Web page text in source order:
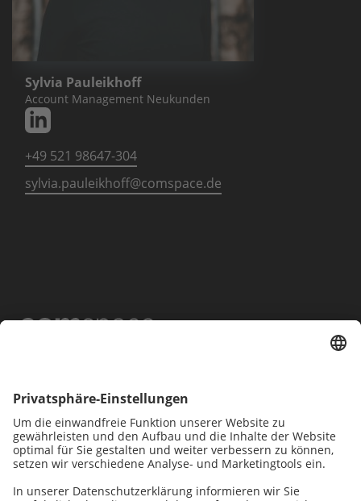
Sylvia Pauleikhoff
Account Management Neukunden
+49 521 98647-304
sylvia.pauleikhoff@comspace.de
starke digitale Lösungen.
Wir entwickeln sie.